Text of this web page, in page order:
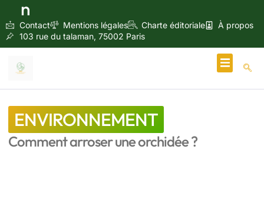
n
Contact Mentions légales Charte éditoriale
À propos
103 rue du talaman, 75002 Paris
ENVIRONNEMENT
Comment arroser une orchidée ?